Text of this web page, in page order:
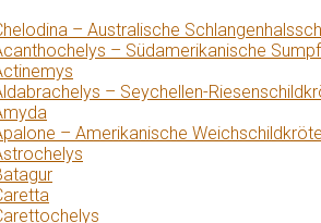
– Australische
– Südamerikanische
– Seychellen-
– Amerikanische